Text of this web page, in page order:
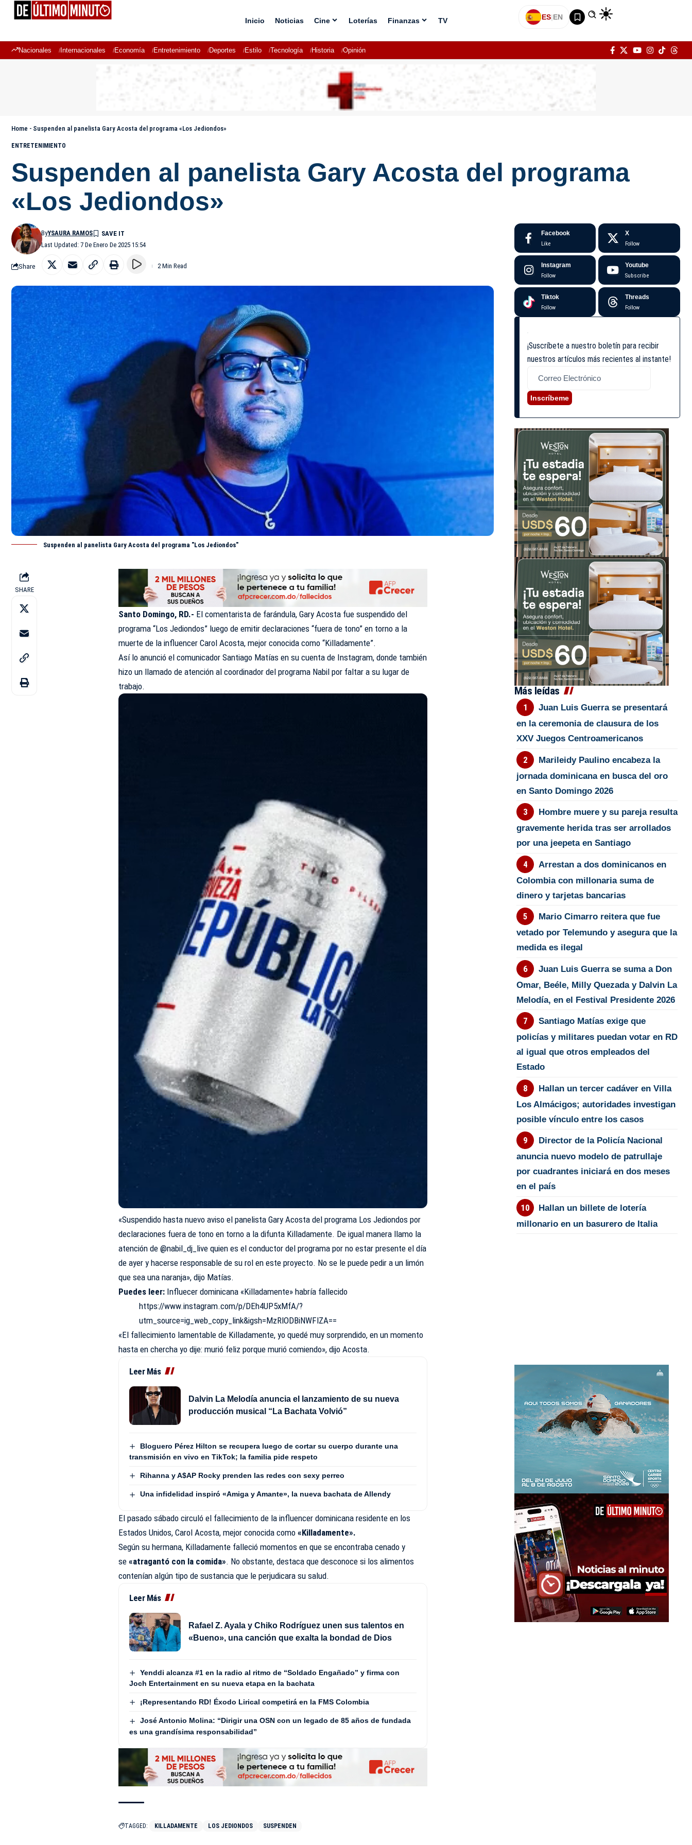
Inicio Noticias Cine Loterías Finanzas TV ES|EN
Nacionales Internacionales Economía Entretenimiento Deportes Estilo Tecnología Historia Opinión
Home - Suspenden al panelista Gary Acosta del programa «Los Jediondos»
ENTRETENIMIENTO
Suspenden al panelista Gary Acosta del programa
«Los Jediondos»
Last Updated: 7 De Enero De 2025 15:54
ByYSAURA RAMOS
Share 2 Min Read
Suspenden al panelista Gary Acosta del programa "Los Jediondos"
SHARE
Santo Domingo, RD.- El comentarista de farándula, Gary Acosta fue suspendido del
programa “Los Jediondos” luego de emitir declaraciones “fuera de tono” en torno a la
muerte de la influencer Carol Acosta, mejor conocida como “Killadamente”.
Así lo anunció el comunicador Santiago Matías en su cuenta de Instagram, donde también
hizo un llamado de atención al coordinador del programa Nabil por faltar a su lugar de
trabajo.
«Suspendido hasta nuevo aviso el panelista Gary Acosta del programa Los Jediondos por
declaraciones fuera de tono en torno a la difunta Killadamente. De igual manera llamo la
atención de@nabil_dj_live quien es el conductor del programa por no estar presente el día
de ayer y hacerse responsable de su rol en este proyecto. No se le puede pedir a un limón
que sea una naranja», dijo Matías.
Puedes leer: Influecer dominicana «Killadamente» habría fallecido
https://www.instagram.com/p/DEh4UP5xMfA/?
utm_source=ig_web_copy_link&igsh=MzRlODBiNWFlZA==
«El fallecimiento lamentable de Killadamente, yo quedé muy sorprendido, en un momento
hasta en chercha yo dije: murió feliz porque murió comiendo», dijo Acosta.
Leer Más
Dalvin La Melodía anuncia el lanzamiento de su nueva
producción musical “La Bachata Volvió”
Bloguero Pérez Hilton se recupera luego de cortar su cuerpo durante una
transmisión en vivo en TikTok; la familia pide respeto
Rihanna y A$AP Rocky prenden las redes con sexy perreo
Una infidelidad inspiró «Amiga y Amante», la nueva bachata de Allendy
El pasado sábado circuló el fallecimiento de la influencer dominicana residente en los
Estados Unidos, Carol Acosta, mejor conocida como«Killadamente».
Según su hermana, Killadamente falleció momentos en que se encontraba cenado y
se«atragantó con la comida». No obstante, destaca que desconoce si los alimentos
contenían algún tipo de sustancia que le perjudicara su salud.
Leer Más
Rafael Z. Ayala y Chiko Rodríguez unen sus talentos en
«Bueno», una canción que exalta la bondad de Dios
Yenddi alcanza #1 en la radio al ritmo de “Soldado Engañado” y firma con
Joch Entertainment en su nueva etapa en la bachata
¡Representando RD! Éxodo Lirical competirá en la FMS Colombia
José Antonio Molina: “Dirigir una OSN con un legado de 85 años de fundada
es una grandísima responsabilidad”
TAGGED: KILLADAMENTE LOS JEDIONDOS SUSPENDEN
Facebook
Like
X
Follow
Instagram
Follow
Youtube
Subscribe
Tiktok
Follow
Threads
Follow
¡Suscríbete a nuestro boletín para recibir
nuestros artículos más recientes al instante!
Inscríbeme
Más leídas
Juan Luis Guerra se presentará
en la ceremonia de clausura de los
XXV Juegos Centroamericanos
Marileidy Paulino encabeza la
jornada dominicana en busca del oro
en Santo Domingo 2026
Hombre muere y su pareja resulta
gravemente herida tras ser arrollados
por una jeepeta en Santiago
Arrestan a dos dominicanos en
Colombia con millonaria suma de
dinero y tarjetas bancarias
Mario Cimarro reitera que fue
vetado por Telemundo y asegura que la
medida es ilegal
Juan Luis Guerra se suma a Don
Omar, Beéle, Milly Quezada y Dalvin La
Melodía, en el Festival Presidente 2026
Santiago Matías exige que
policías y militares puedan votar en RD
al igual que otros empleados del
Estado
Hallan un tercer cadáver en Villa
Los Almácigos; autoridades investigan
posible vínculo entre los casos
Director de la Policía Nacional
anuncia nuevo modelo de patrullaje
por cuadrantes iniciará en dos meses
en el país
Hallan un billete de lotería
millonario en un basurero de Italia